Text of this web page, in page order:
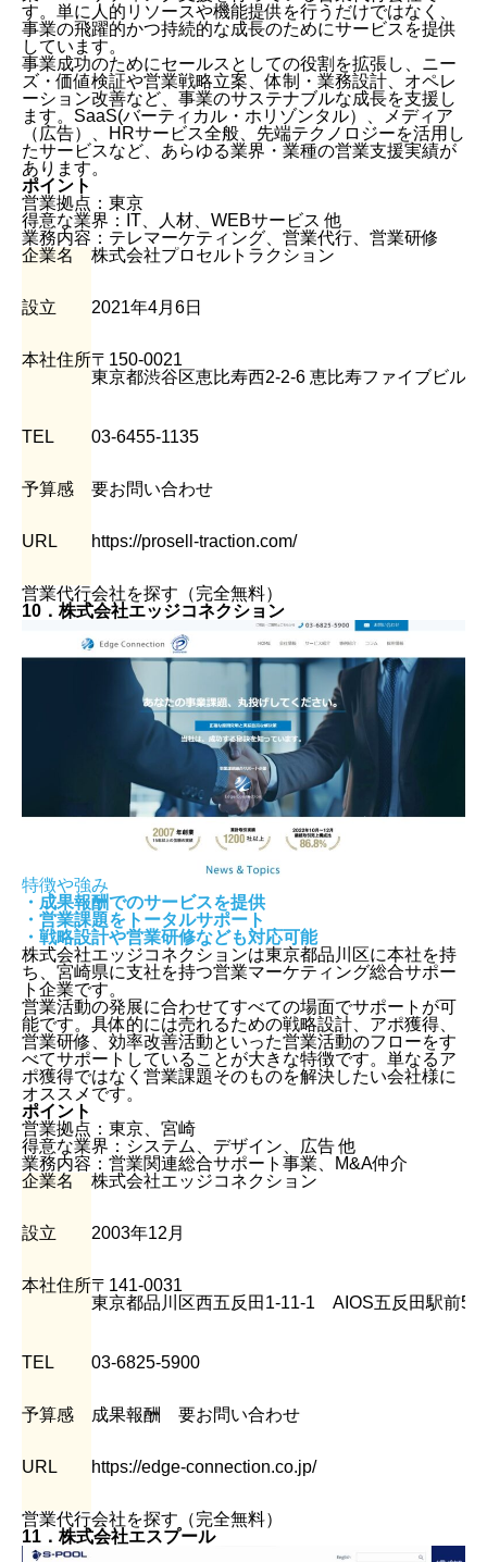
す。単に人的リソースや機能提供を行うだけではなく、
事業の飛躍的かつ持続的な成長のためにサービスを提供
しています。
事業成功のためにセールスとしての役割を拡張し、ニー
ズ・価値検証や営業戦略立案、体制・業務設計、オペレ
ーション改善など、事業のサステナブルな成長を支援し
ます。SaaS(バーティカル・ホリゾンタル）、メディア
（広告）、HRサービス全般、先端テクノロジーを活用し
たサービスなど、あらゆる業界・業種の営業支援実績が
あります。
ポイント
営業拠点：東京
得意な業界：IT、人材、WEBサービス 他
業務内容：テレマーケティング、営業代行、営業研修
企業名
株式会社プロセルトラクション
設立 2021年4月6日
本社住所〒150-0021
東京都渋谷区恵比寿西2-2-6 恵比寿ファイブビル5
TEL 03-6455-1135
予算感 要お問い合わせ
URL https://prosell-traction.com/
営業代行会社を探す（完全無料）
10．株式会社エッジコネクション
特徴や強み
・成果報酬でのサービスを提供
・営業課題をトータルサポート
・戦略設計や営業研修なども対応可能
株式会社エッジコネクションは東京都品川区に本社を持
ち、宮崎県に支社を持つ営業マーケティング総合サポー
ト企業です。
営業活動の発展に合わせてすべての場面でサポートが可
能です。具体的には売れるための戦略設計、アポ獲得、
営業研修、効率改善活動といった営業活動のフローをす
べてサポートしていることが大きな特徴です。単なるア
ポ獲得ではなく営業課題そのものを解決したい会社様に
オススメです。
ポイント
営業拠点：東京、宮崎
得意な業界：システム、デザイン、広告 他
業務内容：営業関連総合サポート事業、M&A仲介
企業名
株式会社エッジコネクション
設立 2003年12月
本社住所〒141-0031
東京都品川区西五反田1-11-1 AIOS五反田駅前5F
TEL 03-6825-5900
予算感 成果報酬 要お問い合わせ
URL https://edge-connection.co.jp/
営業代行会社を探す（完全無料）
11．株式会社エスプール